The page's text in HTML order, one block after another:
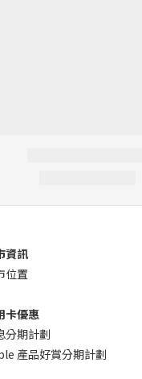
資訊
位置
卡優惠
分期計劃
產品好賞分期計劃